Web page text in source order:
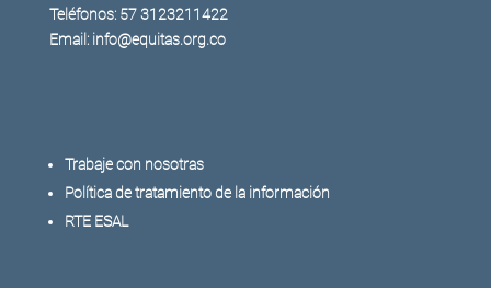
Teléfonos: 57 3123211422
Email: info@equitas.org.co
Trabaje con nosotras
Política de tratamiento de la información
RTE ESAL